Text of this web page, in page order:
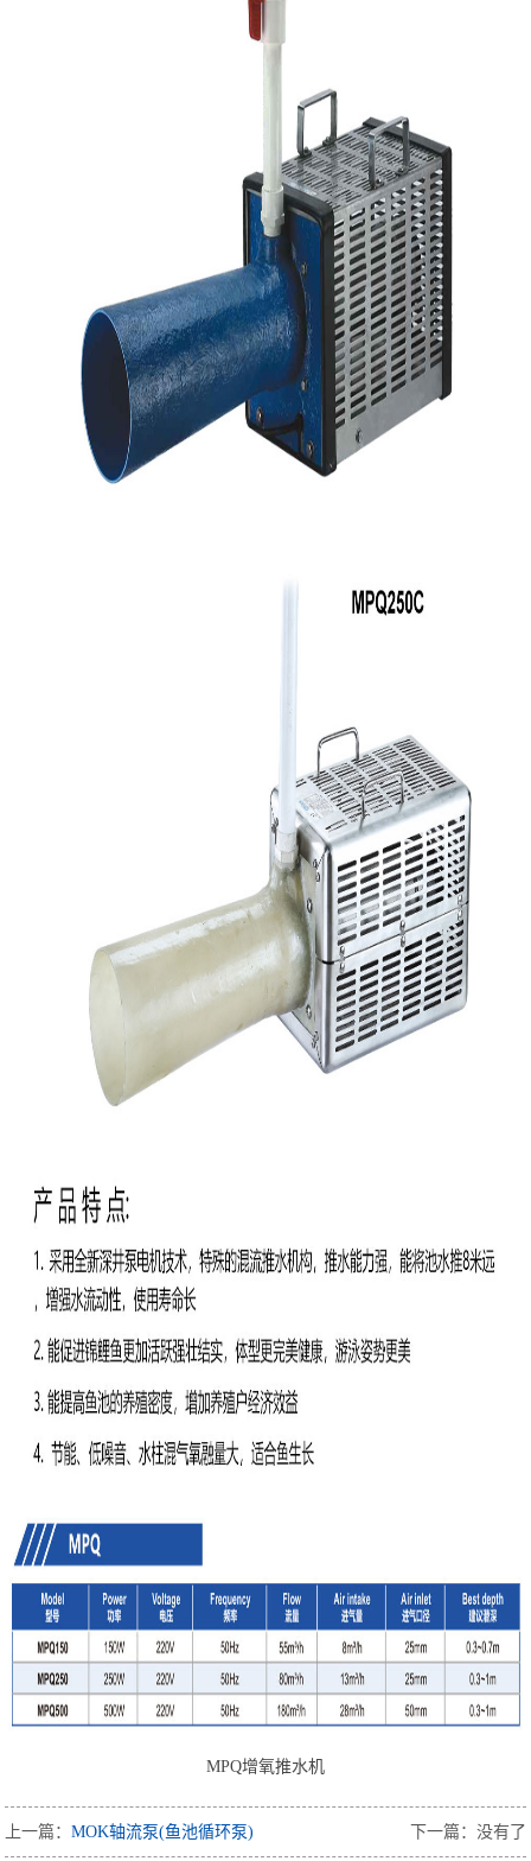
MPQ增氧推水机
上一篇：MOK轴流泵(鱼池循环泵) 下一篇：没有了